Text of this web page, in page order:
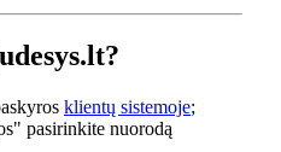
klientų sistemoje;
pasirinkite nuorodą